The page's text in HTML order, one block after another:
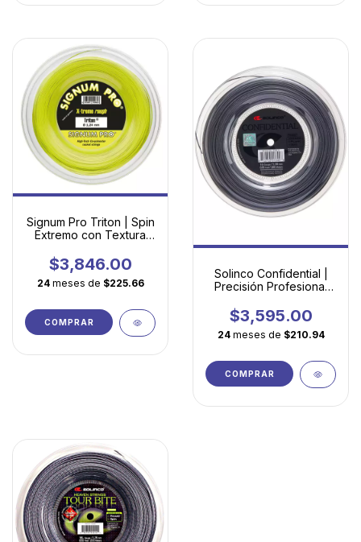
Signum Pro Triton | Spin
Extremo con Textura
$3,846.00
24 meses de $225.66
COMPRAR
Solinco Confidential |
Precisión Profesional
$3,595.00
24 meses de $210.94
COMPRAR